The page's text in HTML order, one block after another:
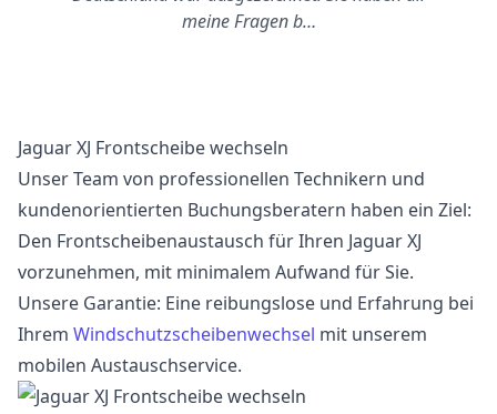
meine Fragen b…
Jaguar XJ Frontscheibe wechseln
Unser Team von professionellen Technikern und
kundenorientierten Buchungsberatern haben ein Ziel:
Den Frontscheibenaustausch für Ihren Jaguar XJ
vorzunehmen, mit minimalem Aufwand für Sie.
Unsere Garantie: Eine reibungslose und Erfahrung bei
Ihrem Windschutzscheibenwechsel mit unserem
mobilen Austauschservice.